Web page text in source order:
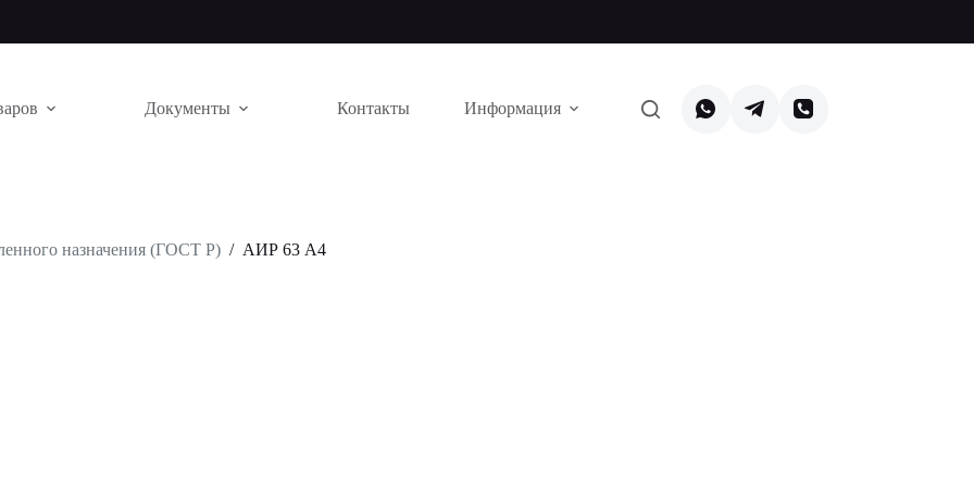
Документы Контакты Информация
назначения (ГОСТ Р) / АИР 63 А4